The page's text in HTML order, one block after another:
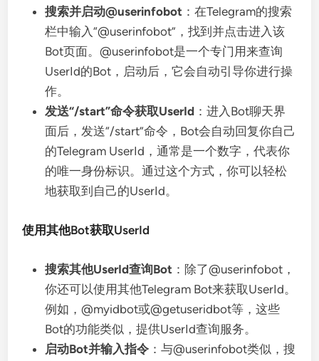
搜索并启动@userinfobot ：在Telegram的搜索
栏中输入“@userinfobot”，找到并点击进入该
Bot页面。@userinfobot是一个专门用来查询
UserId的Bot，启动后，它会自动引导你进行操
作。
发送“/start”命令获取UserId ：进入Bot聊天界
面后，发送“/start”命令，Bot会自动回复你自己
的Telegram UserId，通常是一个数字，代表你
的唯一身份标识。通过这个方式，你可以轻松
地获取到自己的UserId。
使用其他Bot获取UserId
搜索其他UserId查询Bot ：除了@userinfobot，
你还可以使用其他Telegram Bot来获取UserId。
例如，@myidbot或@getuseridbot等，这些
Bot的功能类似，提供UserId查询服务。
启动Bot并输入指令 ：与@userinfobot类似，搜